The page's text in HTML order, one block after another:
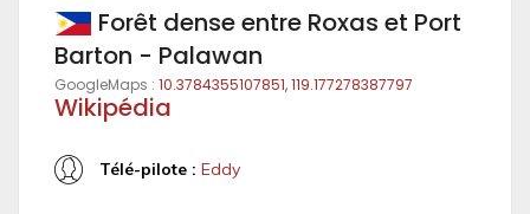
Forêt dense entre Roxas et Port
Barton - Palawan
GoogleMaps : 10.3784355107851, 119.177278387797
Wikipédia
Télé-pilote : Eddy